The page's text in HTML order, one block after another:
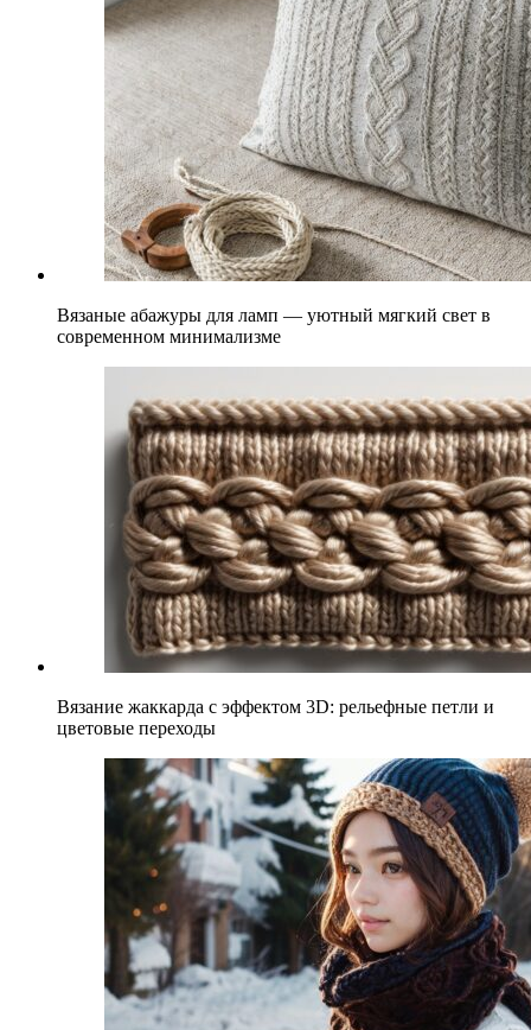
Вязаные абажуры для ламп — уютный мягкий свет в
современном минимализме
Вязание жаккарда с эффектом 3D: рельефные петли и
цветовые переходы